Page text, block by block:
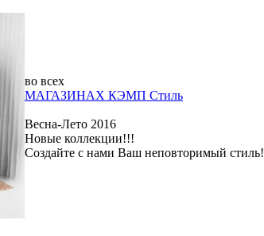
во всех
МАГАЗИНАХ КЭМП Стиль
Весна-Лето 2016
Новые коллекции!!!
Создайте с нами Ваш неповторимый стиль!